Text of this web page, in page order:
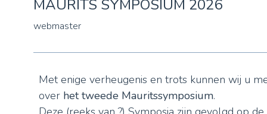
MAURITS SYMPOSIUM 2026
webmaster
Met enige verheugenis en trots kunnen wij u
over het tweede Mauritssymposium.